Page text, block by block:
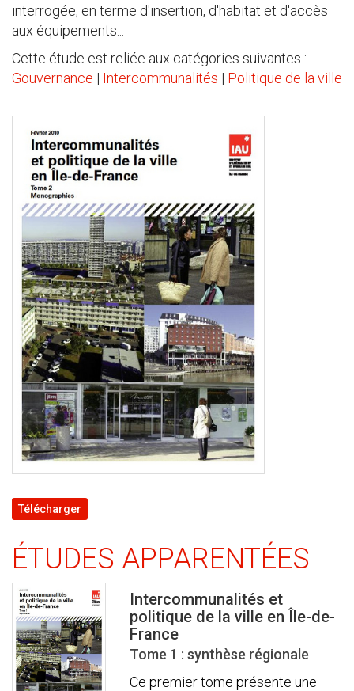
interrogée, en terme d'insertion, d'habitat et d'accès
aux équipements...
Cette étude est reliée aux catégories suivantes :
Gouvernance | Intercommunalités | Politique de la ville
Télécharger
ÉTUDES APPARENTÉES
Intercommunalités et
politique de la ville en Île-de-
France
Tome 1 : synthèse régionale
Ce premier tome présente une